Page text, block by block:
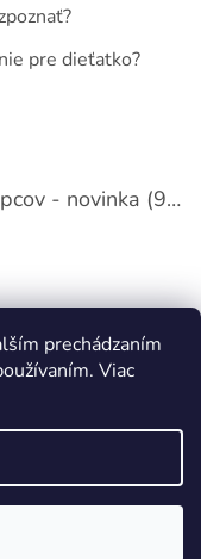
prechádzaním
Viac
pre dieťatko?
Tričko kamióny pre chlapcov - novinka (98-134)
vyhradené.